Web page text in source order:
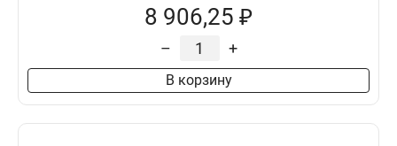
8 906,25 ₽
– +
В корзину